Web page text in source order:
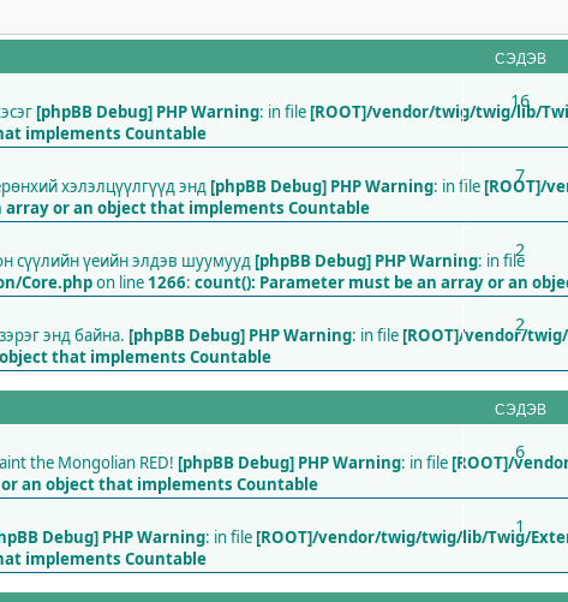
СЭДЭВ
[phpBB Debug] PHP Warning: in file [ROOT]/vendor/twig/twig/lib/
implements Countable
16
хэлэлцүүлгүүд энд [phpBB Debug] PHP Warning: in file [ROOT]/
array or an object that implements Countable
7
сүүлийн үеийн элдэв шуумууд [phpBB Debug] PHP Warning: in file
Core.phpon line 1266: count(): Parameter must be an array or an
2
энд байна. [phpBB Debug] PHP Warning: in file [ROOT]/vendor/
that implements Countable
2
СЭДЭВ
the Mongolian RED! [phpBB Debug] PHP Warning: in file [ROOT]/
an object that implements Countable
6
Debug] PHP Warning: in file [ROOT]/vendor/twig/twig/lib/Twig/
implements Countable
1